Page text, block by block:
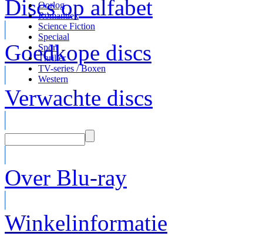
Discs op alfabet
Goedkope discs
Verwachte discs
Over Blu-ray
Winkelinformatie
Oorlog
Romantiek
Science Fiction
Speciaal
Sport
Thriller
TV-series / Boxen
Western